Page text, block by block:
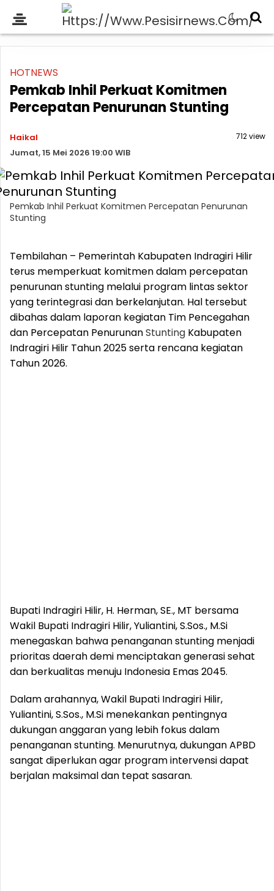
HOTNEWS
Pemkab Inhil Perkuat Komitmen
Percepatan Penurunan Stunting
Haikal
Jumat, 15 Mei 2026 19:00 WIB
712 view
Pemkab Inhil Perkuat Komitmen Percepatan Penurunan
Stunting
Tembilahan – Pemerintah Kabupaten Indragiri Hilir
terus memperkuat komitmen dalam percepatan
penurunan stunting melalui program lintas sektor
yang terintegrasi dan berkelanjutan. Hal tersebut
dibahas dalam laporan kegiatan Tim Pencegahan
dan Percepatan PenurunanStunting Kabupaten
Indragiri Hilir Tahun 2025 serta rencana kegiatan
Tahun 2026.
Bupati Indragiri Hilir, H. Herman, SE., MT bersama
Wakil Bupati Indragiri Hilir, Yuliantini, S.Sos., M.Si
menegaskan bahwa penanganan stunting menjadi
prioritas daerah demi menciptakan generasi sehat
dan berkualitas menuju Indonesia Emas 2045.
Dalam arahannya, Wakil Bupati Indragiri Hilir,
Yuliantini, S.Sos., M.Si menekankan pentingnya
dukungan anggaran yang lebih fokus dalam
penanganan stunting. Menurutnya, dukungan APBD
sangat diperlukan agar program intervensi dapat
berjalan maksimal dan tepat sasaran.